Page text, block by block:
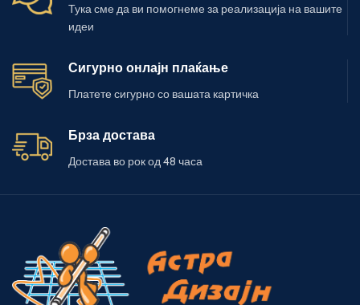
Тука сме да ви помогнеме за реализација на вашите
идеи
Сигурно онлајн плаќање
Платете сигурно со вашата картичка
Брза достава
Достава во рок од 48 часа